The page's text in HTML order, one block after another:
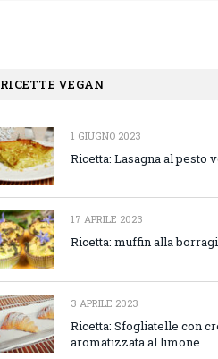
RICETTE VEGAN
1 GIUGNO 2023
Ricetta: Lasagna al pesto
17 APRILE 2023
Ricetta: muffin alla
3 APRILE 2023
Ricetta: Sfogliatelle con
aromatizzata al limone